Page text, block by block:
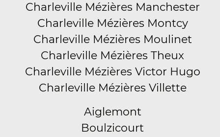
Charleville Mézières Manchester
Charleville Mézières Montcy
Charleville Mézières Moulinet
Charleville Mézières Theux
Charleville Mézières Victor Hugo
Charleville Mézières Villette
Aiglemont
Boulzicourt